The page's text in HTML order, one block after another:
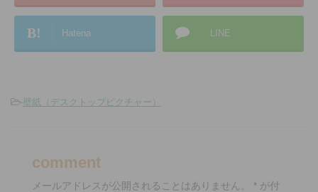
B! Hatena LINE
-壁紙（デスクトップピクチャー）
comment
メールアドレスが公開されることはありません。 * が付